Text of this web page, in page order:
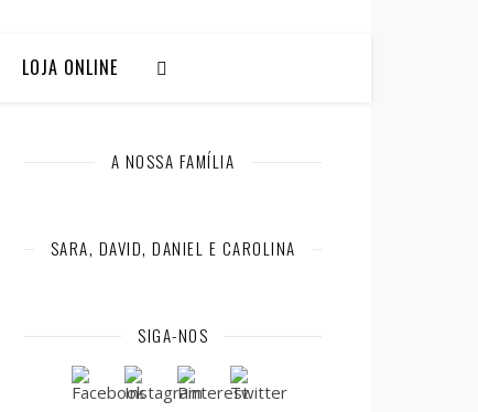
LOJA ONLINE
A NOSSA FAMÍLIA
SARA, DAVID, DANIEL E CAROLINA
SIGA-NOS